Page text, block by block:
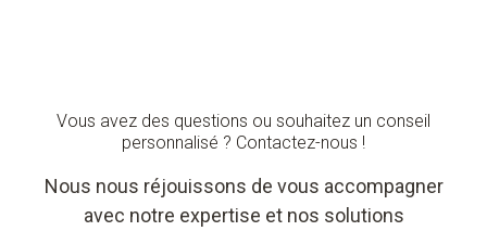
Vous avez des questions ou souhaitez un conseil
personnalisé ? Contactez-nous !
Nous nous réjouissons de vous accompagner
avec notre expertise et nos solutions